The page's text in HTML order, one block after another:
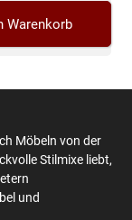
Warenkorb
Möbeln von der
Stilmixe liebt,
und